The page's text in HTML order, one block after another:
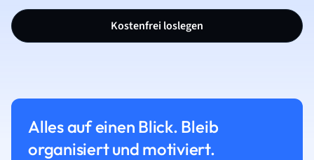
Kostenfrei loslegen
Alles auf einen Blick. Bleib
organisiert und motiviert.